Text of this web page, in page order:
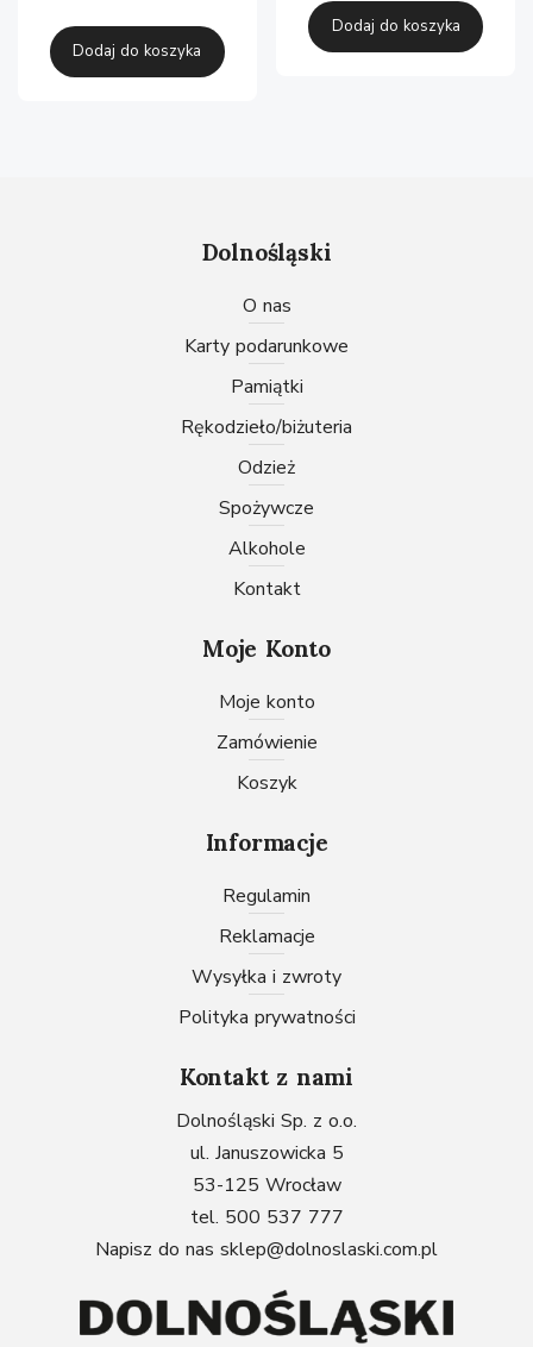
Dodaj do koszyka
Dodaj do koszyka
Dolnośląski
O nas
karty podarunkowe
pamiątki
rękodzieło/biżuteria
odzież
spożywcze
Alkohole
Kontakt
Moje Konto
Moje konto
Zamówienie
Koszyk
Informacje
Regulamin
Reklamacje
Wysyłka i zwroty
Polityka prywatności
Kontakt z nami
Dolnośląski Sp. z o.o.
ul. Januszowicka 5
53-125 Wrocław
tel. 500 537 777
Napisz do nas sklep@dolnoslaski.com.pl